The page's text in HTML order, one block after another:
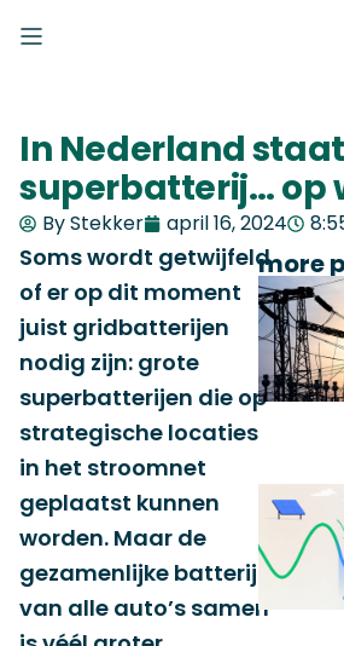
In Nederland
superbatterij… op
By Stekker april 16, 2024
Soms wordt getwijfeld
of er op dit moment
juist gridbatterijen
nodig zijn: grote
superbatterijen die op
strategische locaties
in het stroomnet
geplaatst kunnen
worden. Maar de
gezamenlijke batterij
van alle auto’s samen
more